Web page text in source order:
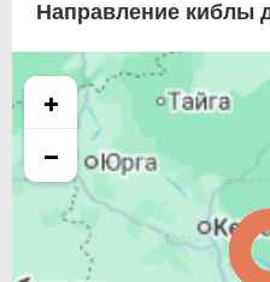
Направление киблы
+
−